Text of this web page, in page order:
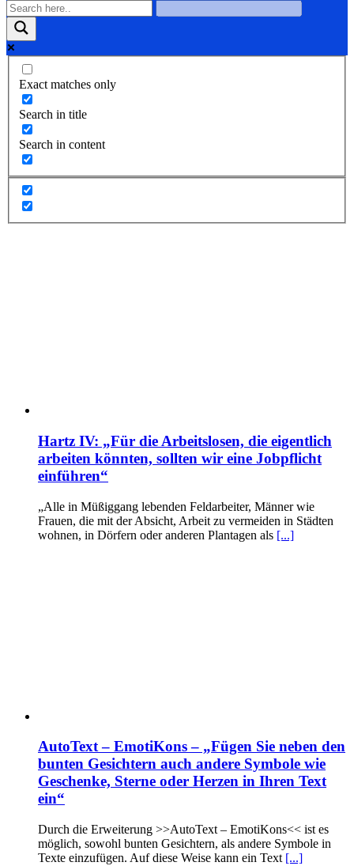
Exact matches only
Search in title
Search in content
Hartz IV: „Für die Arbeitslosen, die eigentlich
arbeiten könnten, sollten wir eine Jobpflicht
einführen“
„Alle in Müßiggang lebenden Feldarbeiter, Männer wie
Frauen, die mit der Absicht, Arbeit zu vermeiden in Städten
wohnen, in Dörfern oder anderen Plantagen als [...]
AutoText – EmotiKons – „Fügen Sie neben den
bunten Gesichtern auch andere Symbole wie
Geschenke, Sterne oder Herzen in Ihren Text
ein“
Durch die Erweiterung >>AutoText – EmotiKons<< ist es
möglich, sowohl bunten Gesichtern, als andere Symbole in
Texte einzufügen. Auf diese Weise kann ein Text [...]